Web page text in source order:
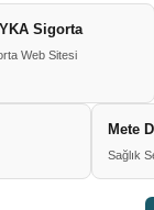
Sigorta
Web Sitesi
Mete
Sağlık